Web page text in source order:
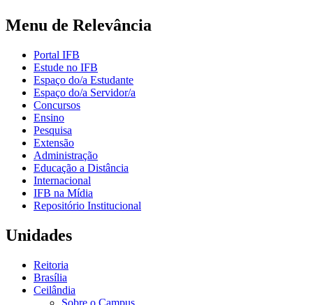
Menu de Relevância
Portal IFB
Estude no IFB
Espaço do/a Estudante
Espaço do/a Servidor/a
Concursos
Ensino
Pesquisa
Extensão
Administração
Educação a Distância
Internacional
IFB na Mídia
Repositório Institucional
Unidades
Reitoria
Brasília
Ceilândia
Sobre o Campus